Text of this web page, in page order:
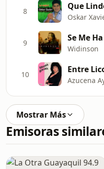
8 Que
Oskar
9 Se Me
Widinson
10 Entre
Azucena
Mostrar Más
Emisoras